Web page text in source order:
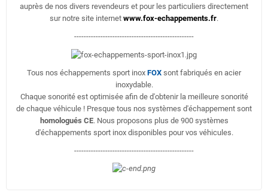
auprès de nos divers revendeurs et pour les particuliers directement
sur notre site internet www.fox-echappements.fr.
--------------------------------------------------
Tous nos échappements sport inox FOX sont fabriqués en acier
inoxydable.
Chaque sonorité est optimisée afin de d'obtenir la meilleure sonorité
de chaque véhicule ! Presque tous nos systèmes d'échappement sont
homologués CE. Nous proposons plus de 900 systèmes
d'échappements sport inox disponibles pour vos véhicules.
--------------------------------------------------